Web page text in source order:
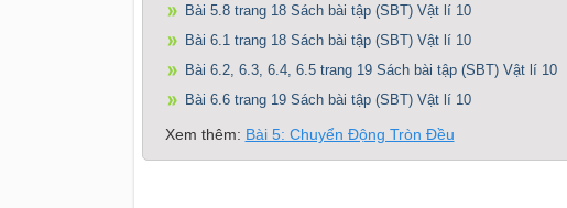
Bài 5.8 trang 18 Sách bài tập (SBT) Vật lí 10
Bài 6.1 trang 18 Sách bài tập (SBT) Vật lí 10
Bài 6.2, 6.3, 6.4, 6.5 trang 19 Sách bài tập (SBT) Vật lí 10
Bài 6.6 trang 19 Sách bài tập (SBT) Vật lí 10
Xem thêm: Bài 5: Chuyển Động Tròn Đều